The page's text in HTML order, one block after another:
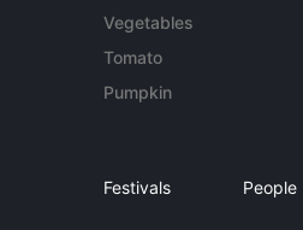
Vegetables
Tomato
Pumpkin
Festivals People